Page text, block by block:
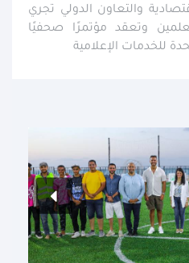
والتعاون الدولي تجري
وتعقد مؤتمرًا صحفيًا
للخدمات الإعلامية